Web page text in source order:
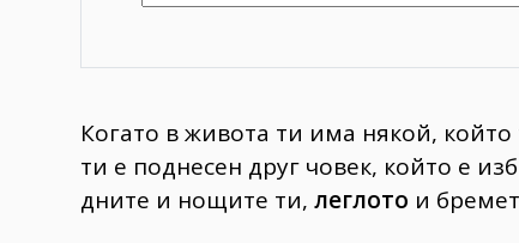
Когато в живота ти има някой,
ти е поднесен друг човек, който е
дните и нощите ти, леглото и